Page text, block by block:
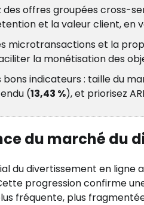
des offres groupées cross-
et la valeur client, en
microtransactions et la
la monétisation des
bons indicateurs : taille du
(13,43 %), et priorisez
du marché du
du divertissement en ligne
progression confirme
fréquente, plus